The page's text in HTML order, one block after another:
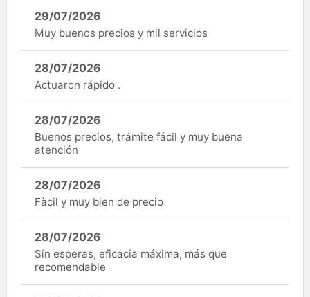
29/07/2026
Muy buenos precios y mil servicios
28/07/2026
Actuaron rápido .
28/07/2026
Buenos precios, trámite fácil y muy buena
atención
28/07/2026
Fàcil y muy bien de precio
28/07/2026
Sin esperas, eficacia máxima, más que
recomendable